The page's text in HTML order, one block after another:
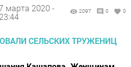
марта 2020 -
23:44
2097 0 0